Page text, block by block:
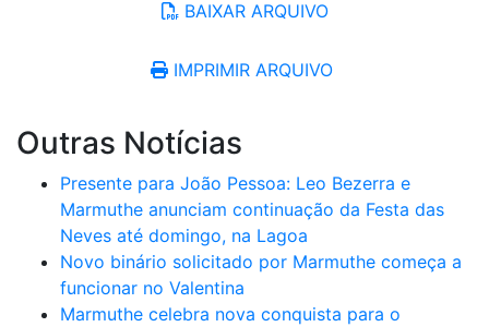
BAIXAR ARQUIVO
IMPRIMIR ARQUIVO
Outras Notícias
Presente para João Pessoa: Leo Bezerra e
Marmuthe anunciam continuação da Festa das
Neves até domingo, na Lagoa
Novo binário solicitado por Marmuthe começa a
funcionar no Valentina
Marmuthe celebra nova conquista para o